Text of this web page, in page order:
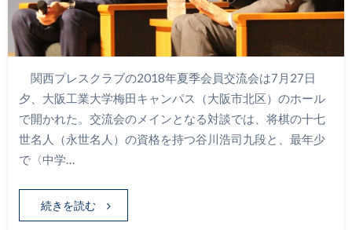
関西プレスクラブの2018年夏季会員交流会は7月27日
夕、大阪工業大学梅田キャンパス（大阪市北区）のホール
で開かれた。交流会のメインとなる対談では、将棋の十七
世名人（永世名人）の資格を持つ谷川浩司九段と、最年少
で〈中学…
続きを読む